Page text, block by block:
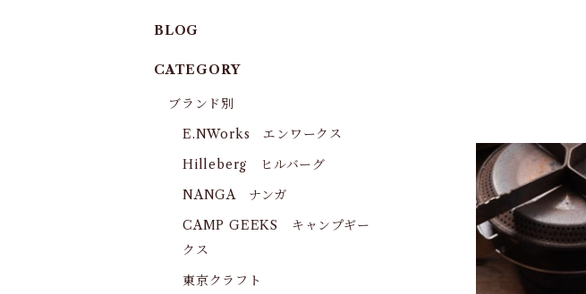
BLOG
CATEGORY
ブランド別
E.NWorks エンワークス
Hilleberg ヒルバーグ
NANGA ナンガ
CAMP GEEKS キャンプギー
クス
東京クラフト